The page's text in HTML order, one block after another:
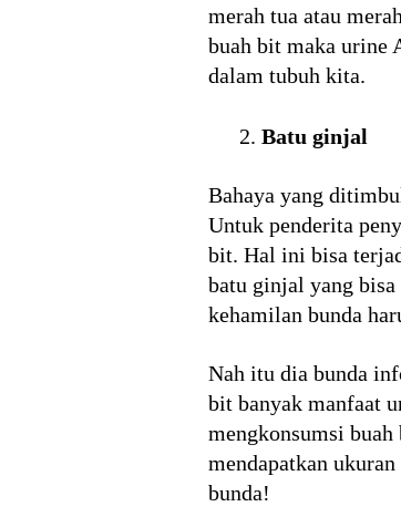
merah tua atau
buah bit maka urine
dalam tubuh kita.
Batu ginjal
Bahaya yang
Untuk penderita
bit. Hal ini bisa
batu ginjal yang bisa
kehamilan bunda
Nah itu dia bunda
bit banyak manfaat
mengkonsumsi
mendapatkan
bunda!